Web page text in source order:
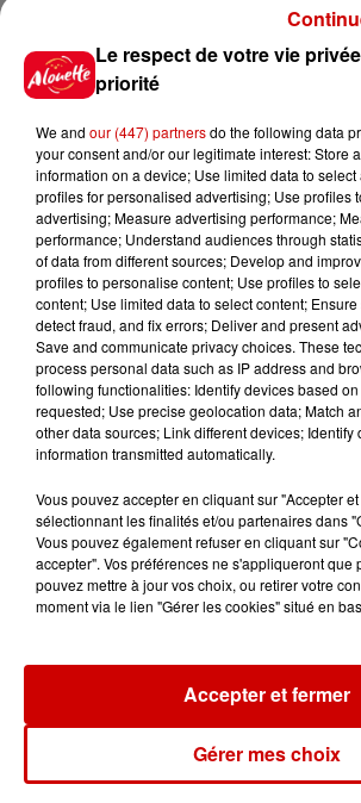
Le Duel - Gagnez
pour l'un des zoos
Gagnez vos
Festival du Roi
Gagnez vos
Musée du Sport
Mans !
Destination
votre séjour en
de la...
Newsletter
Le respect de votre vie
priorité
We and our (447) partnersdo the following data
your consent and/or our legitimate interest: Store
information on a device; Use limited data to
profiles for personalised advertising; Use profiles
advertising; Measure advertising performance;
performance; Understand audiences through
of data from different sources; Develop and
profiles to personalise content; Use profiles to
content; Use limited data to select content;
detect fraud, and fix errors; Deliver and present
Save and communicate privacy choices. These
process personal data such as IP address and
following functionalities: Identify devices based
requested; Use precise geolocation data; Match
other data sources; Link different devices; Identify
information transmitted automatically.
Vous pouvez accepter en cliquant sur "Accepter
sélectionnant les finalités et/ou partenaires dans
Vous pouvez également refuser en cliquant sur
accepter". Vos préférences ne s'appliqueront que
pouvez mettre à jour vos choix, ou retirer votre
moment via le lien "Gérer les cookies" situé en
Gérer mes choix
Accepter et fermer